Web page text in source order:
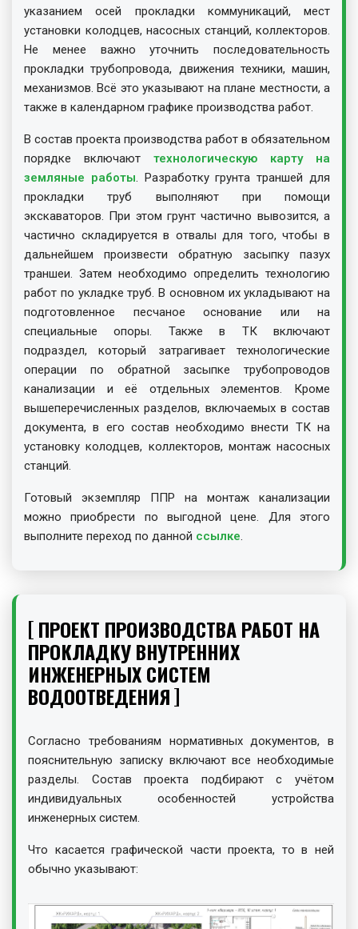
указанием осей прокладки коммуникаций, мест
установки колодцев, насосных станций, коллекторов.
Не менее важно уточнить последовательность
прокладки трубопровода, движения техники, машин,
механизмов. Всё это указывают на плане местности, а
также в календарном графике производства работ.
В состав проекта производства работ в обязательном
порядке включают технологическую карту на
земляные работы. Разработку грунта траншей для
прокладки труб выполняют при помощи
экскаваторов. При этом грунт частично вывозится, а
частично складируется в отвалы для того, чтобы в
дальнейшем произвести обратную засыпку пазух
траншеи. Затем необходимо определить технологию
работ по укладке труб. В основном их укладывают на
подготовленное песчаное основание или на
специальные опоры. Также в ТК включают
подраздел, который затрагивает технологические
операции по обратной засыпке трубопроводов
канализации и её отдельных элементов. Кроме
вышеперечисленных разделов, включаемых в состав
документа, в его состав необходимо внести ТК на
установку колодцев, коллекторов, монтаж насосных
станций.
Готовый экземпляр ППР на монтаж канализации
можно приобрести по выгодной цене. Для этого
выполните переход по данной ссылке.
ПРОЕКТ ПРОИЗВОДСТВА РАБОТ НА
ПРОКЛАДКУ ВНУТРЕННИХ
ИНЖЕНЕРНЫХ СИСТЕМ
ВОДООТВЕДЕНИЯ
Согласно требованиям нормативных документов, в
пояснительную записку включают все необходимые
разделы. Состав проекта подбирают с учётом
индивидуальных особенностей устройства
инженерных систем.
Что касается графической части проекта, то в ней
обычно указывают: